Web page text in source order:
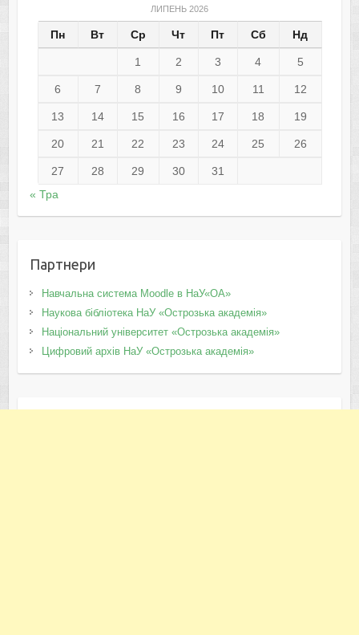
ЛИПЕНЬ 2026
Пн Вт Ср Чт Пт Сб Нд
1 2 3 4 5
6 7 8 9 10 11 12
13 14 15 16 17 18 19
20 21 22 23 24 25 26
27 28 29 30
31
« Тра
Партнери
Навчальна система Moodle в НаУ«ОА»
Наукова бібліотека НаУ «Острозька академія»
Національний університет «Острозька академія»
Цифровий архів НаУ «Острозька академія»